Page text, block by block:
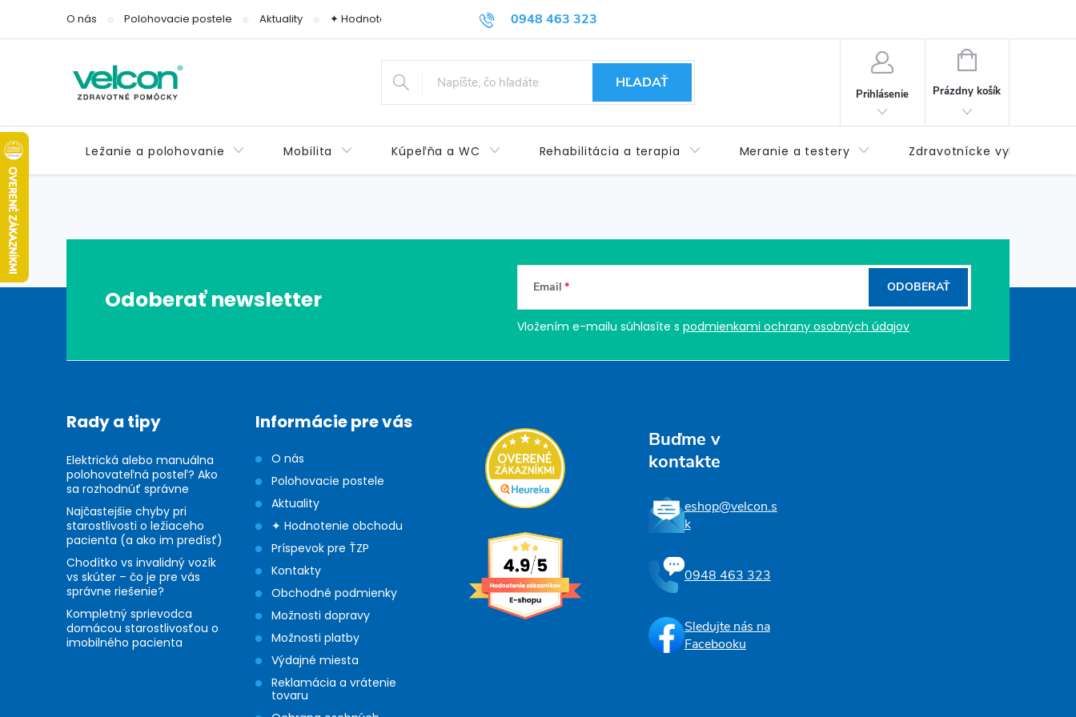
0948 463 323
O nás Polohovacie postele Aktuality ✦ Hodnotenie obchodu Príspevok pre ŤZP
HĽADAŤ
Prihlásenie
NÁKUPNÝ
KOŠÍK
Prázdny košík
Ležanie a polohovanie Mobilita Kúpeľňa a WC Rehabilitácia a terapia Meranie a testery Zdravotnícke vybavenie
Odoberať newsletter Email
Vložením e-mailu súhlasíte s podmienkami ochrany osobných údajov
ODOBERAŤ
Rady a tipy
Elektrická alebo manuálna
polohovateľná posteľ? Ako
sa rozhodnúť správne
Najčastejšie chyby pri
starostlivosti o ležiaceho
pacienta (a ako im predísť)
Chodítko vs invalidný vozík
vs skúter – čo je pre vás
správne riešenie?
Kompletný sprievodca
domácou starostlivosťou o
imobilného pacienta
Informácie pre vás
O nás
Polohovacie postele
Aktuality
✦ Hodnotenie obchodu
Príspevok pre ŤZP
Kontakty
Obchodné podmienky
Možnosti dopravy
Možnosti platby
Výdajné miesta
Reklamácia a vrátenie
tovaru
Buďme v
kontakte
eshop@velcon.s
k
0948 463 323
Sledujte nás na
Facebooku